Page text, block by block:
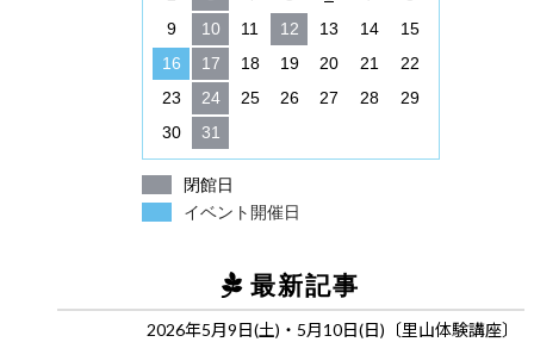
9
10 11 12 13 14
15
16
17 18 19 20 21
22
23
24 25 26 27 28
29
30
31
閉館日
イベント開催日
最新記事
2026年5月9日(土)・5月10日(日)〔里山体験講座〕